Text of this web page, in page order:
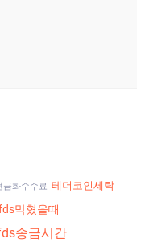
금화수수료 테더코인세탁
막혔을때
송금시간